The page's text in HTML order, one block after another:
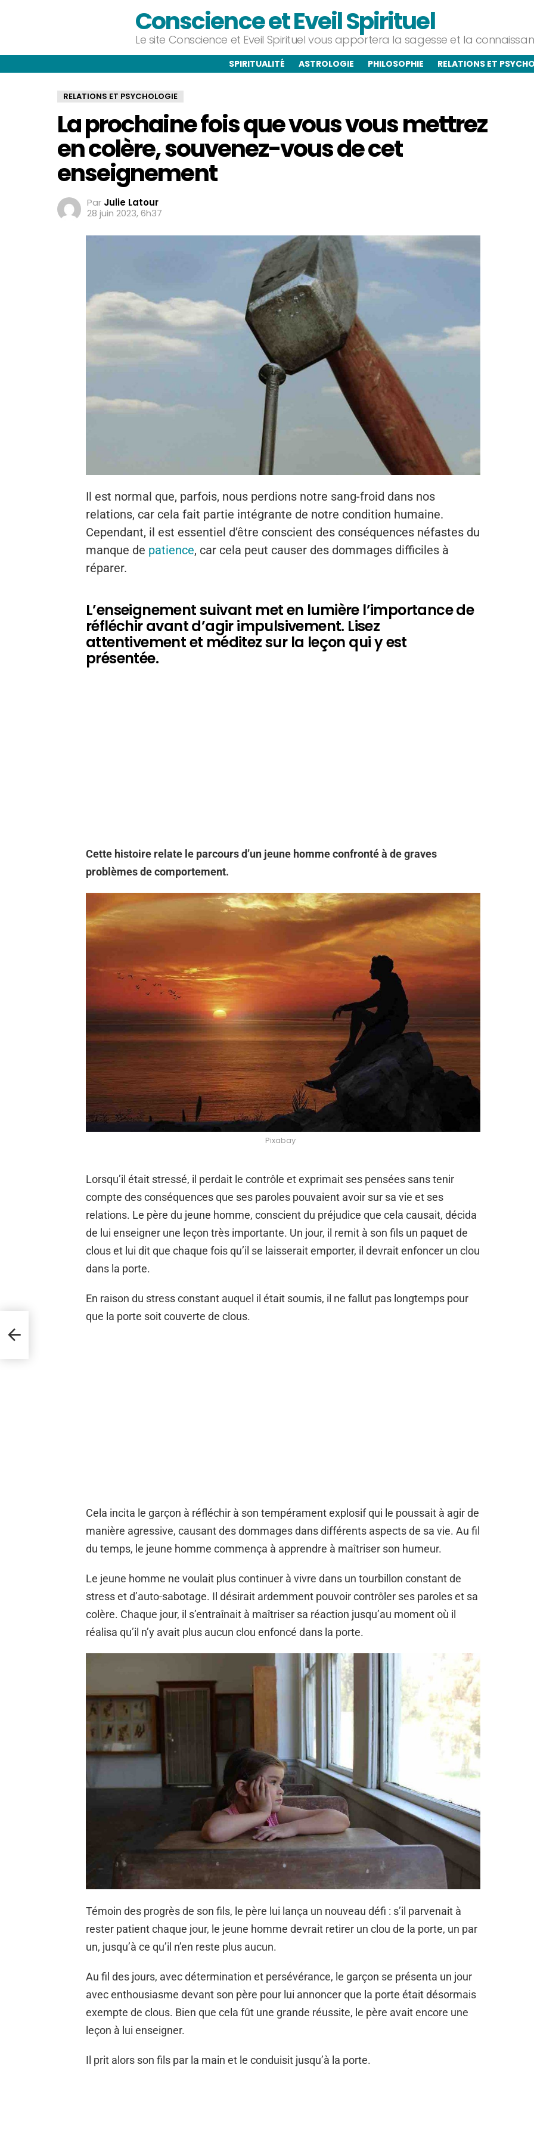
Conscience et Eveil Spirituel
Le site Conscience et Eveil Spirituel vous apportera la sagesse et la
SPIRITUALITÉ ASTROLOGIE PHILOSOPHIE RELATIONS ET
RELATIONS ET PSYCHOLOGIE
La prochaine fois que vous vous mettrez
en colère, souvenez-vous de cet
enseignement
Par Julie Latour
28 juin 2023, 6h37
Il est normal que, parfois, nous perdions notre sang-froid dans nos
relations, car cela fait partie intégrante de notre condition humaine.
Cependant, il est essentiel d’être conscient des conséquences néfastes du
manque de patience, car cela peut causer des dommages difficiles à
réparer.
L’enseignement suivant met en lumière l’importance de
réfléchir avant d’agir impulsivement. Lisez
attentivement et méditez sur la leçon qui y est
présentée.
Cette histoire relate le parcours d’un jeune homme confronté à de graves
problèmes de comportement.
Pixabay
Lorsqu’il était stressé, il perdait le contrôle et exprimait ses pensées sans tenir
compte des conséquences que ses paroles pouvaient avoir sur sa vie et ses
relations. Le père du jeune homme, conscient du préjudice que cela causait, décida
de lui enseigner une leçon très importante. Un jour, il remit à son fils un paquet de
clous et lui dit que chaque fois qu’il se laisserait emporter, il devrait enfoncer un clou
dans la porte.
En raison du stress constant auquel il était soumis, il ne fallut pas longtemps pour
que la porte soit couverte de clous.
Cela incita le garçon à réfléchir à son tempérament explosif qui le poussait à agir de
manière agressive, causant des dommages dans différents aspects de sa vie. Au fil
du temps, le jeune homme commença à apprendre à maîtriser son humeur.
Le jeune homme ne voulait plus continuer à vivre dans un tourbillon constant de
stress et d’auto-sabotage. Il désirait ardemment pouvoir contrôler ses paroles et sa
colère. Chaque jour, il s’entraînait à maîtriser sa réaction jusqu’au moment où il
réalisa qu’il n’y avait plus aucun clou enfoncé dans la porte.
Témoin des progrès de son fils, le père lui lança un nouveau défi : s’il parvenait à
rester patient chaque jour, le jeune homme devrait retirer un clou de la porte, un par
un, jusqu’à ce qu’il n’en reste plus aucun.
Au fil des jours, avec détermination et persévérance, le garçon se présenta un jour
avec enthousiasme devant son père pour lui annoncer que la porte était désormais
exempte de clous. Bien que cela fût une grande réussite, le père avait encore une
leçon à lui enseigner.
Il prit alors son fils par la main et le conduisit jusqu’à la porte.